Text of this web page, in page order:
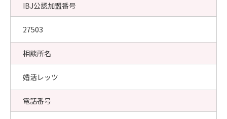
IBJ公認加盟番号
27503
相談所名
婚活レッツ
電話番号